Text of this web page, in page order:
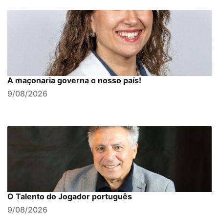
A maçonaria governa o nosso país!
9/08/2026
O Talento do Jogador português
9/08/2026